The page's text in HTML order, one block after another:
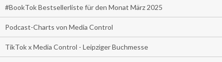
#BookTok Bestsellerliste für den Monat März 2025
Podcast-Charts von Media Control
TikTok x Media Control - Leipziger Buchmesse